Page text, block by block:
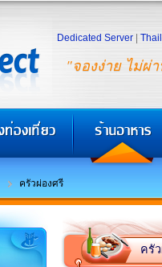
"จองง่าย ไม่ผ่
Dedicated Server
ครัวผ่องศรี
ครั